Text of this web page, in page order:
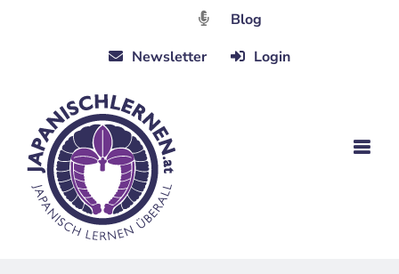
Blog
Newsletter
Login